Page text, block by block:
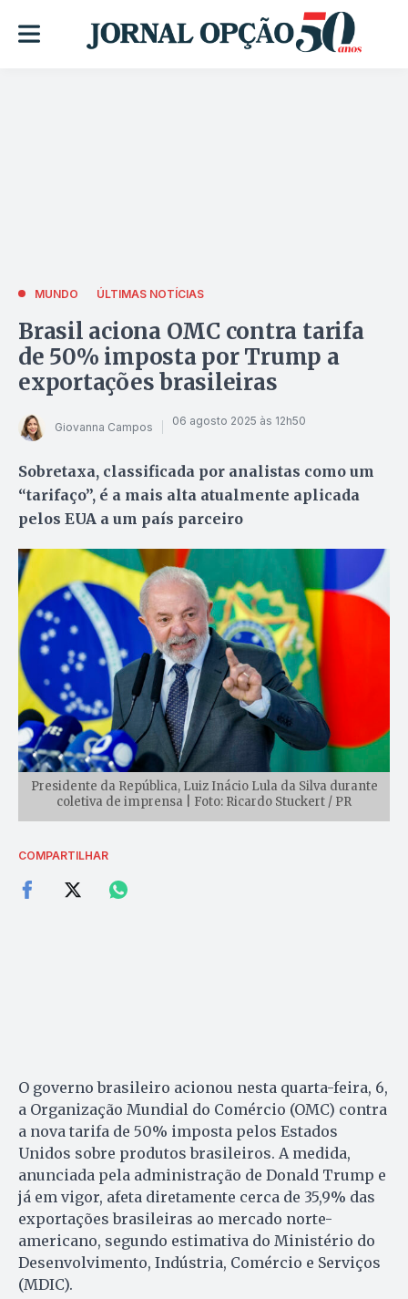
MUNDO ÚLTIMAS NOTÍCIAS
Brasil aciona OMC contra tarifa
de 50% imposta por Trump a
exportações brasileiras
Giovanna Campos 06 agosto 2025 às 12h50
Sobretaxa, classificada por analistas como um
“tarifaço”, é a mais alta atualmente aplicada
pelos EUA a um país parceiro
Presidente da República, Luiz Inácio Lula da Silva durante
coletiva de imprensa | Foto: Ricardo Stuckert / PR
COMPARTILHAR
O governo brasileiro acionou nesta quarta-feira, 6,
a Organização Mundial do Comércio (OMC) contra
a nova tarifa de 50% imposta pelos Estados
Unidos sobre produtos brasileiros. A medida,
anunciada pela administração de Donald Trump e
já em vigor, afeta diretamente cerca de 35,9% das
exportações brasileiras ao mercado norte-
americano, segundo estimativa do Ministério do
Desenvolvimento, Indústria, Comércio e Serviços
(MDIC).